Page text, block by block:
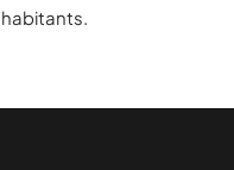
habitants.